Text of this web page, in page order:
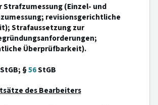
Strafzumessung (Einzel- und
revisionsgerichtliche
Strafaussetzung zur
Überprüfbarkeit).
§56StGB
des Bearbeiters